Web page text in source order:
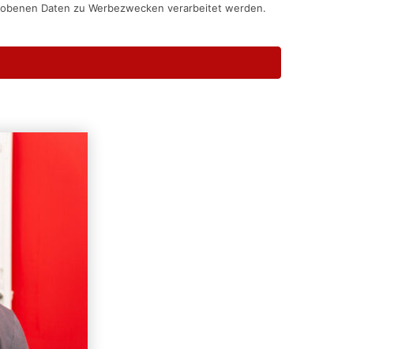
Daten zu Werbezwecken verarbeitet werden.